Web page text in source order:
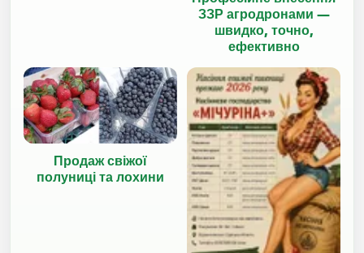
ЗЗР агродронами —
швидко, точно,
ефективно
Продаж свіжої
полуниці та лохини